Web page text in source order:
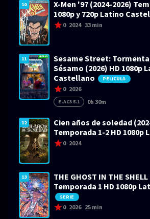
10
X-Men '97 (2024-2026)
1080p y 720p Latino
0 2024 33 min
11
Sesame Street:
Sésamo (2026) HD 1080p
Castellano
PELICULA
0 2026
E-AC3 5.1 0h 30m
12
Cien años de soledad
Temporada 1-2 HD 1080p
0 2024
13
THE GHOST IN THE
Temporada 1 HD 1080p
SERIE
0 2026 25 min